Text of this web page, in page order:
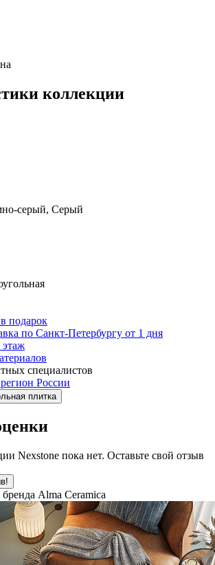
коллекции
серый, Серый
подарок
по Санкт-Петербургу от 1 дня
этаж
специалистов
России
плитка
Nexstone пока нет. Оставьте свой отзыв
Alma Ceramica